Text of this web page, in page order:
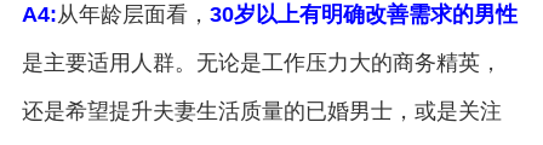
A4:从年龄层面看， 30岁以上有明确改善需求的男性
是主要适用人群。无论是工作压力大的商务精英，
还是希望提升夫妻生活质量的已婚男士，或是关注